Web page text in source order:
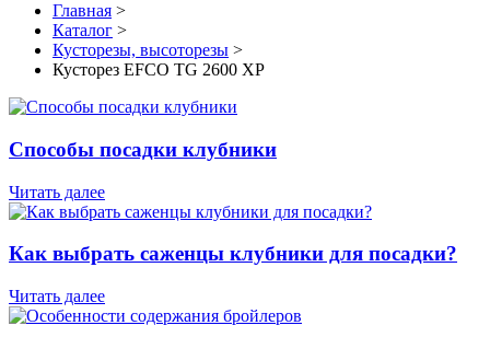
Главная >
Каталог >
Кусторезы, высоторезы >
Кусторез EFCO TG 2600 XP
Способы посадки клубники
Читать далее
Как выбрать саженцы клубники для посадки?
Читать далее